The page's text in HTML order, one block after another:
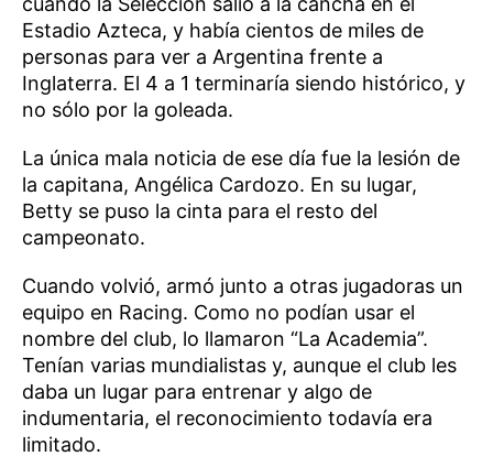
Estadio Azteca, y había cientos de miles de
personas para ver a Argentina frente a
Inglaterra. El 4 a 1 terminaría siendo histórico, y
no sólo por la goleada.
La única mala noticia de ese día fue la lesión de
la capitana, Angélica Cardozo. En su lugar,
Betty se puso la cinta para el resto del
campeonato.
Cuando volvió, armó junto a otras jugadoras un
equipo en Racing. Como no podían usar el
nombre del club, lo llamaron “La Academia”.
Tenían varias mundialistas y, aunque el club les
daba un lugar para entrenar y algo de
indumentaria, el reconocimiento todavía era
limitado.